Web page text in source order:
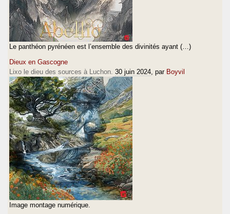
Le panthéon pyrénéen est l’ensemble des divinités ayant (…)
Dieux en Gascogne
Lixo le dieu des sources à Luchon. 30 juin 2024 , par Boyvil
Image montage numérique.